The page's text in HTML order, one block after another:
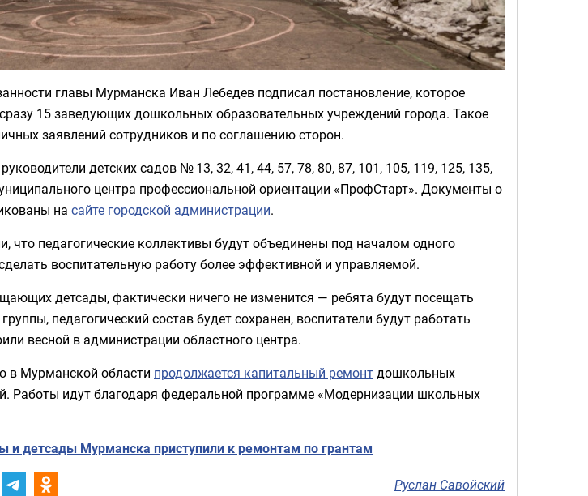
главы Мурманска Иван Лебедев подписал постановление, которое
15 заведующих дошкольных образовательных учреждений города. Такое
заявлений сотрудников и по соглашению сторон.
детских садов № 13, 32, 41, 44, 57, 78, 80, 87, 101, 105, 119, 125, 135,
центра профессиональной ориентации «ПрофСтарт». Документы о
на сайте городской администрации.
что педагогические коллективы будут объединены под началом одного
воспитательную работу более эффективной и управляемой.
детсады, фактически ничего не изменится — ребята будут посещать
педагогический состав будет сохранен, воспитатели будут работать
весной в администрации областного центра.
в Мурманской области продолжается капитальный ремонтдошкольных
Работы идут благодаря федеральной программе «Модернизации школьных
и детсады Мурманска приступили к ремонтам по грантам
Руслан Савойский